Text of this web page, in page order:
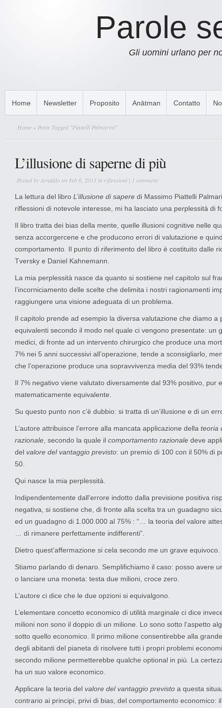
Parole
Gli uomini urlano per
Home Newsletter Proposito Anātman Contatto
Home » Posts Tagged "Piattelli Palmarini"
L’illusione di saperne di più
Posted byArnaldoon Feb 6, 2011 in riflessioni | 1 comment
La lettura del libro L’illusione di sapere di Massimo Piattelli
riflessioni di notevole interesse, mi ha lasciato una perplessità di
Il libro tratta dei bias della mente, quelle illusioni cognitive nelle
senza accorgercene e che producono errori di valutazione e
comportamento. Il punto di riferimento del libro è costituito dalle
Tversky e Daniel Kahnemann.
La mia perplessità nasce da quanto si sostiene nel capitolo sul
l’incorniciamento delle scelte che delimita i nostri ragionamenti
raggiungere una visione adeguata di un problema.
Il capitolo prende ad esempio la diversa valutazione che diamo a
equivalenti secondo il modo nel quale ci vengono presentate: un
medici, di fronte ad un intervento chirurgico che produce una
7% nei 5 anni successivi all’operazione, tende a sconsigliarlo,
che l’operazione produce una sopravvivenza media del 93%
Il 7% negativo viene valutato diversamente dal 93% positivo, pur
matematicamente equivalente.
Su questo punto non c’è dubbio: si tratta di un’illusione e di un
L’autore attribuisce l’errore alla mancata applicazione della teoria
razionale , secondo la quale il comportamento razionale deve
del valore del vantaggio previsto: un premio di 100 con il 50% di
50.
Qui nasce la mia perplessità.
Indipendentemente dall’errore indotto dalla previsione positiva
negativa, si sostiene che, di fronte alla scelta tra un guadagno
ed un guadagno di 1.000.000 al 75% : “… la teoria del valore
… di rimanere perfettamente indifferenti”.
Dietro quest’affermazione si cela secondo me un grave equivoco.
Stiamo parlando di denaro. Semplifichiamo il caso: posso avere
o lanciare una moneta: testa due milioni, croce zero.
L’autore ci dice che le due opzioni si equivalgono.
L’elementare concetto economico di utilità marginale ci dice
milioni non sono il doppio di un milione. Lo sono sotto l’aspetto
sotto quello economico. Il primo milione consentirebbe alla
degli abitanti del pianeta di risolvere tutti i propri problemi
secondo milione permetterebbe qualche optional in più. La
ha un suo valore economico.
Applicare la teoria del valore del vantaggio previsto a questa
contrario ai principi, privi di bias, del comportamento economico: